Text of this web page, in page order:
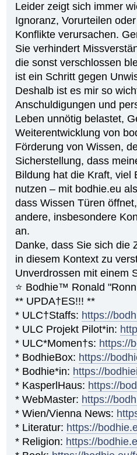
Leider zeigt sich immer
Ignoranz, Vorurteilen
Konflikte verursachen.
Sie verhindert
die sonst verschlossen
ist ein Schritt gegen
Deshalb ist es mir so
Anschuldigungen und
Leben unnötig belastet,
Weiterentwicklung von
Förderung von Wissen,
Sicherstellung, dass
Bildung hat die Kraft, viel
nutzen – mit bodhie.eu
dass Wissen Türen
andere, insbesondere
an.
Danke, dass Sie sich die
in diesem Kontext zu
Unverdrossen mit einem
⭐️ Bodhie™ Ronald
** UPDA†ES!!! **
* ULC†Staffs: https://
* ULC Projekt Pilot*in:
* ULC*Momen†s: https://
* BodhieBox: https://
* Bodhie*in: https://
* KasperlHaus: https://
* WebMaster: https://
* Wien/Vienna News:
* Literatur: https://
* Religion: https://